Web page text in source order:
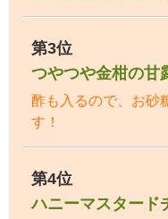
第3位
つやつや金柑の甘
酢も入るので、お砂
す！
第4位
ハニーマスタード